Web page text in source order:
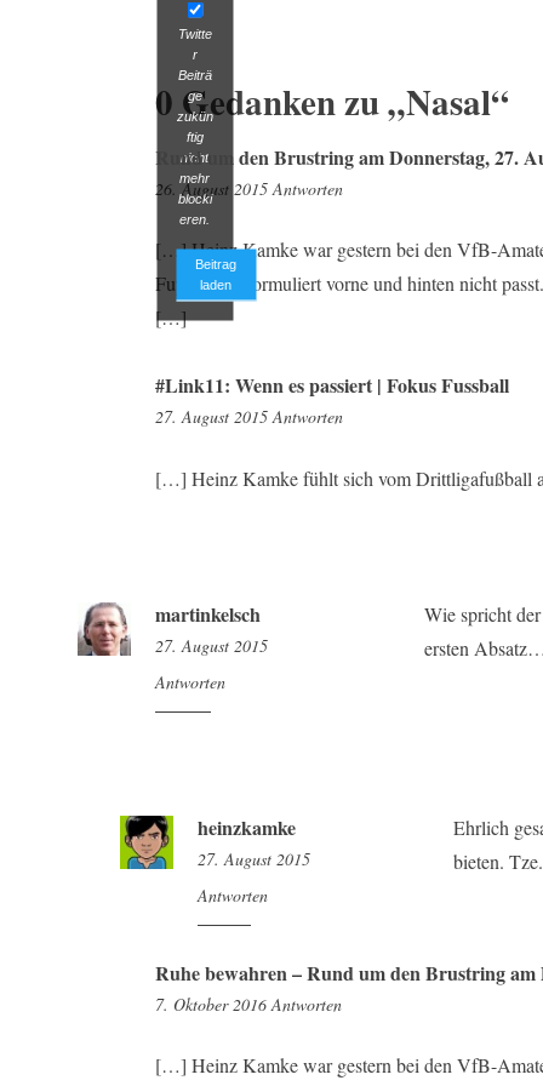
Twitte
r
Beiträ
ge
zukün
ftig
nicht
mehr
blocki
eren.
Beitrag
laden
0 Gedanken zu „Nasal“
Rund um den Brustring am Donnerstag, 27.
26. August 201522:34
Antworten
[…] Heinz Kamke war gestern bei den VfB-
Fupa.net es formuliert vorne und hinten nicht
[…]
#Link11: Wenn es passiert | Fokus Fussball
27. August 20158:03
Antworten
[…] Heinz Kamke fühlt sich vom Drittligafußball
martinkelsch
27. August 2015
10:37
Antworten
Wie spricht
ersten Absatz…
heinzkamke
27. August 2015
11:10
Antworten
Ehrlich
bieten. Tze.
Ruhe bewahren – Rund um den Brustring
7. Oktober 20161:47
Antworten
[…] Heinz Kamke war gestern bei den VfB-